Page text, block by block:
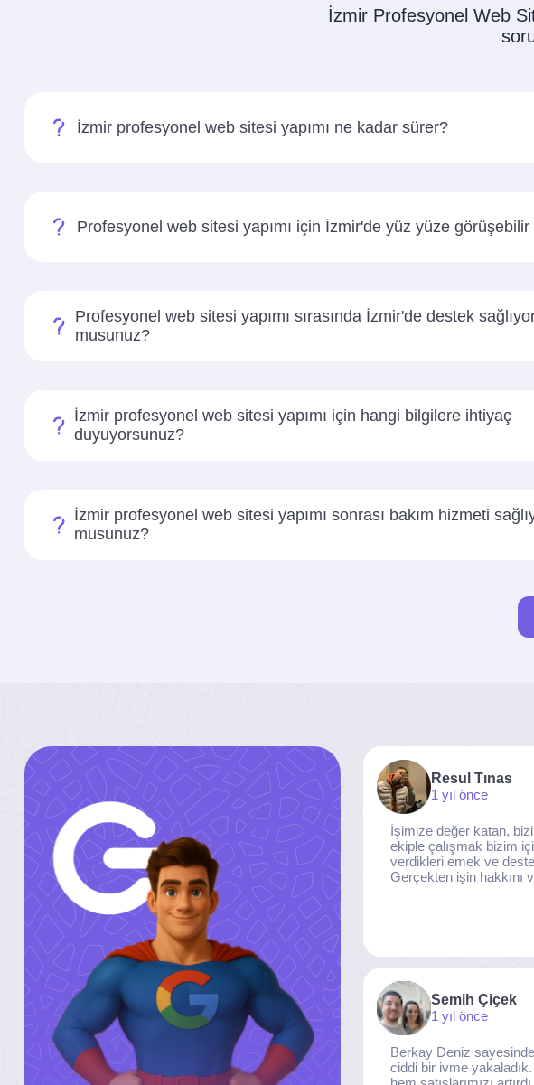
İzmir Profesyonel Web
İzmir profesyonel web sitesi yapımı ne kadar sürer?
Profesyonel web sitesi yapımı için İzmir'de yüz yüze
Profesyonel web sitesi yapımı sırasında İzmir'de destek
musunuz?
İzmir profesyonel web sitesi yapımı için hangi bilgilere ihtiyaç
duyuyorsunuz?
İzmir profesyonel web sitesi yapımı sonrası bakım hizmeti
musunuz?
Resul Tınas
1 yıl önce
İşimize değer katan,
ekiple çalışmak bizim
verdikleri emek ve
Gerçekten işin hakkını
Semih Çiçek
1 yıl önce
Berkay Deniz
ciddi bir ivme